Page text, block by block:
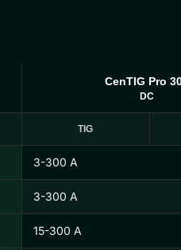
Pro
CenTIG Pro
DC
TIG
3-300 A
3-300 A
15-300 A